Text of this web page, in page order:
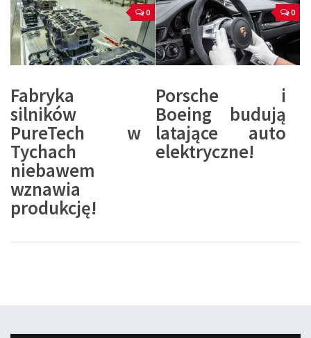
0
Fabryka
silników
PureTech w
Tychach
niebawem
wznawia
produkcję!
0
Porsche i
Boeing budują
latające auto
elektryczne!